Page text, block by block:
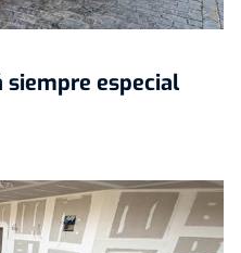
siempre especial